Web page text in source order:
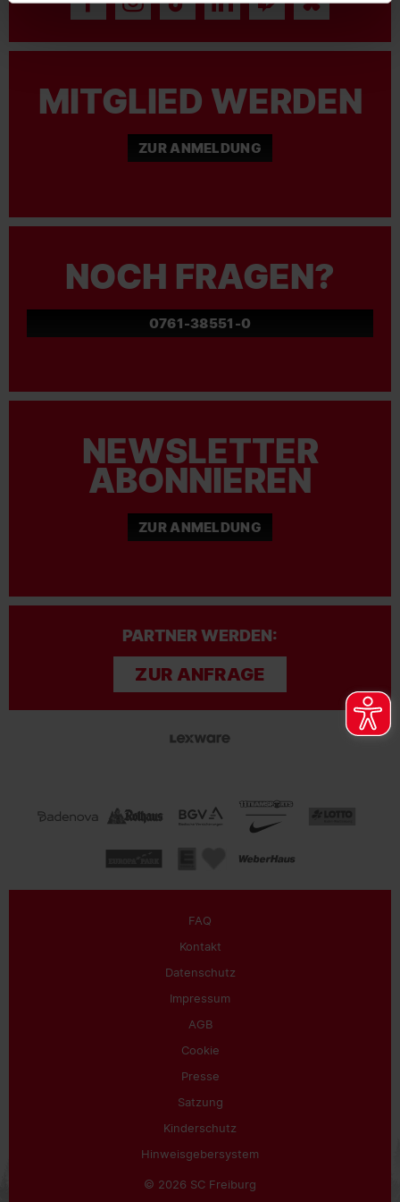
MITGLIED WERDEN
ZUR ANMELDUNG
NOCH FRAGEN?
0761-38551-0
NEWSLETTER
ABONNIEREN
ZUR ANMELDUNG
PARTNER WERDEN:
ZUR ANFRAGE
FAQ
Kontakt
Datenschutz
Impressum
AGB
Cookie
Presse
Satzung
Kinderschutz
Hinweisgebersystem
© 2026 SC Freiburg